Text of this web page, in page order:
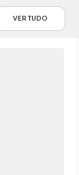
VER TUDO